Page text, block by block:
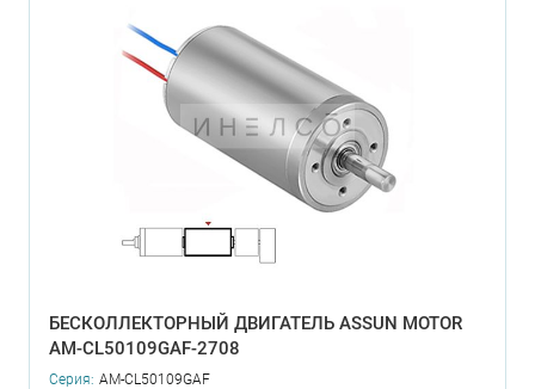
БЕСКОЛЛЕКТОРНЫЙ ДВИГАТЕЛЬ ASSUN MOTOR
AM-CL50109GAF-2708
Серия: AM-CL50109GAF